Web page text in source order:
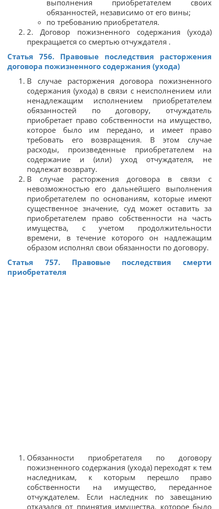
выполнения приобретателем своих
обязанностей, независимо от его вины;
по требованию приобретателя.
2. Договор пожизненного содержания (ухода)
прекращается со смертью отчуждателя .
Статья 756. Правовые последствия расторжения
договора пожизненного содержания (ухода)
В случае расторжения договора пожизненного
содержания (ухода) в связи с неисполнением или
ненадлежащим исполнением приобретателем
обязанностей по договору, отчуждатель
приобретает право собственности на имущество,
которое было им передано, и имеет право
требовать его возвращения. В этом случае
расходы, произведенные приобретателем на
содержание и (или) уход отчуждателя, не
подлежат возврату.
В случае расторжения договора в связи с
невозможностью его дальнейшего выполнения
приобретателем по основаниям, которые имеют
существенное значение, суд может оставить за
приобретателем право собственности на часть
имущества, с учетом продолжительности
времени, в течение которого он надлежащим
образом исполнял свои обязанности по договору.
Статья 757. Правовые последствия смерти
приобретателя
Обязанности приобретателя по договору
пожизненного содержания (ухода) переходят к тем
наследникам, к которым перешло право
собственности на имущество, переданное
отчуждателем. Если наследник по завещанию
отказался от принятия имущества, которое было